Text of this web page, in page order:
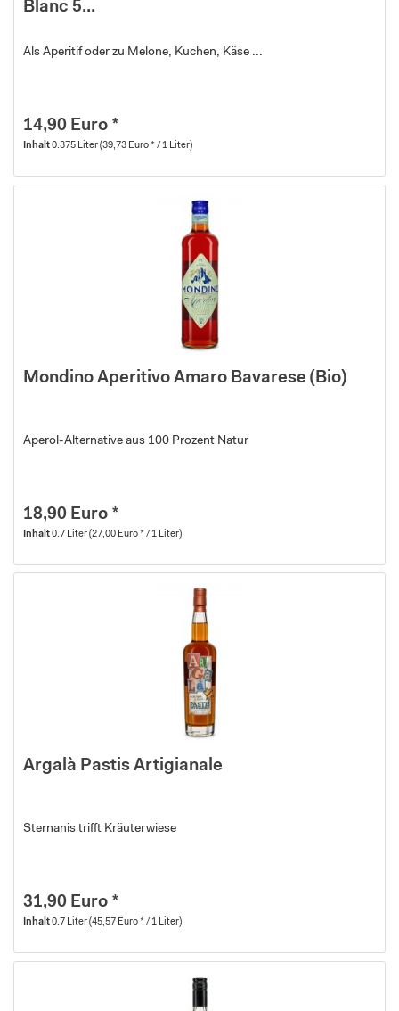
Blanc 5...
Als Aperitif oder zu Melone, Kuchen, Käse ...
14,90 Euro *
Inhalt0.375 Liter(39,73 Euro * / 1 Liter)
Mondino Aperitivo Amaro Bavarese (Bio)
Aperol-Alternative aus 100 Prozent Natur
18,90 Euro *
Inhalt0.7 Liter(27,00 Euro * / 1 Liter)
Argalà Pastis Artigianale
Sternanis trifft Kräuterwiese
31,90 Euro *
Inhalt0.7 Liter(45,57 Euro * / 1 Liter)